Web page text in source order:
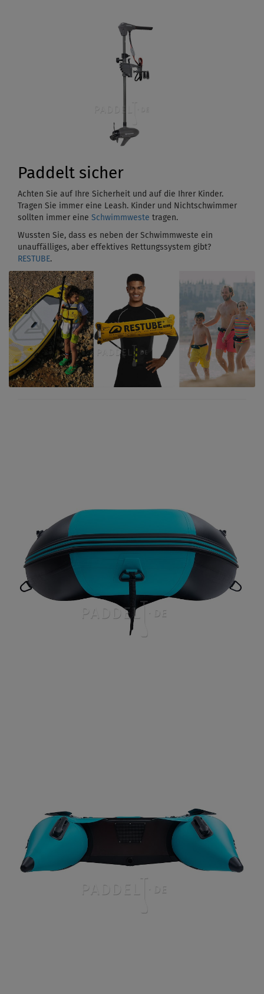
Paddelt sicher
Achten Sie auf Ihre Sicherheit und auf die Ihrer Kinder.
Tragen Sie immer eine Leash. Kinder und Nichtschwimmer
sollten immer eine Schwimmweste tragen.
Wussten Sie, dass es neben der Schwimmweste ein
unauffälliges, aber effektives Rettungssystem gibt?
RESTUBE.